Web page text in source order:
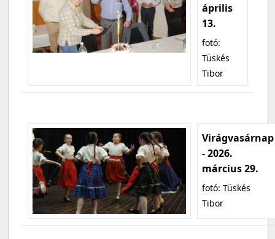
április
13.
fotó:
Tüskés
Tibor
Virágvasárnap
- 2026.
március 29.
fotó: Tüskés
Tibor